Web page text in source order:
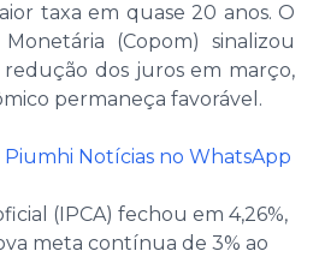
taxa em quase 20 anos. O
(Copom) sinalizou
dos juros em março,
permaneça favorável.
Piumhi Notícias no WhatsApp
(IPCA) fechou em 4,26%,
meta contínua de 3% ao